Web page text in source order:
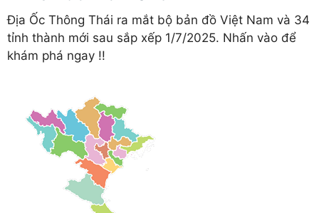
Địa Ốc Thông Thái ra mắt bộ bản đồ Việt Nam và 34
tỉnh thành mới sau sắp xếp 1/7/2025. Nhấn vào để
khám phá ngay !!